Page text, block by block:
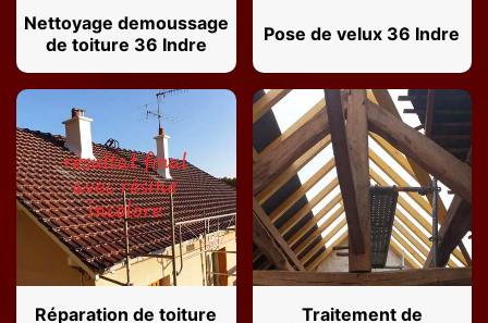
Nettoyage demoussage
de toiture 36 Indre
Pose de velux 36 Indre
Réparation de toiture
Traitement de